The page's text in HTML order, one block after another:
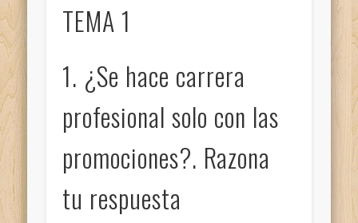
TEMA 1
1. ¿Se hace carrera
profesional solo con las
promociones?. Razona
tu respuesta